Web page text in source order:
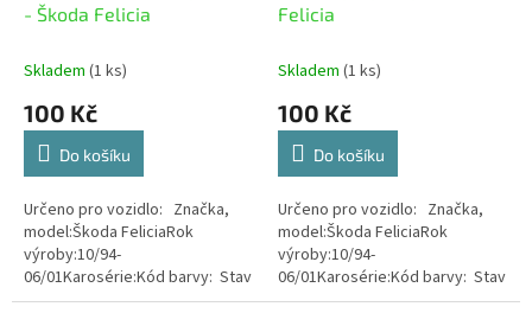
- Škoda Felicia
Skladem (1 ks)
100 Kč
Do košíku
Určeno pro vozidlo: Značka,
model:Škoda FeliciaRok
výroby:10/94-
06/01Karosérie:Kód barvy: Stav
zboží: Použité
Felicia
Skladem (1 ks)
100 Kč
Do košíku
Určeno pro vozidlo: Značka,
model:Škoda FeliciaRok
výroby:10/94-
06/01Karosérie:Kód barvy: Stav
zboží: Použité